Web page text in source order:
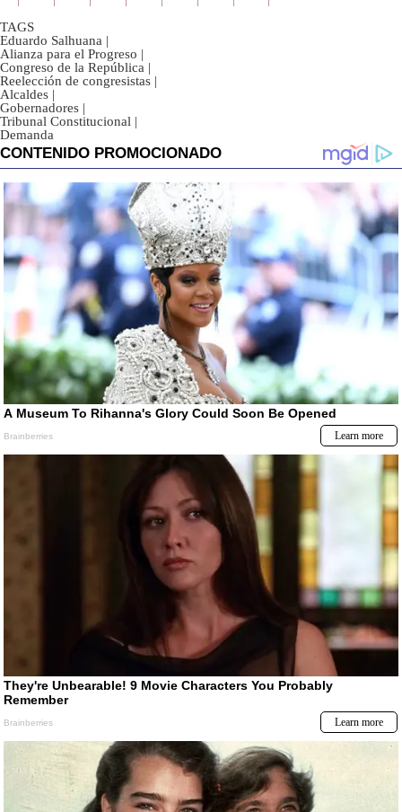
TAGS
Eduardo Salhuana |
Alianza para el Progreso |
Congreso de la República |
Reelección de congresistas |
Alcaldes |
Gobernadores |
Tribunal Constitucional |
Demanda